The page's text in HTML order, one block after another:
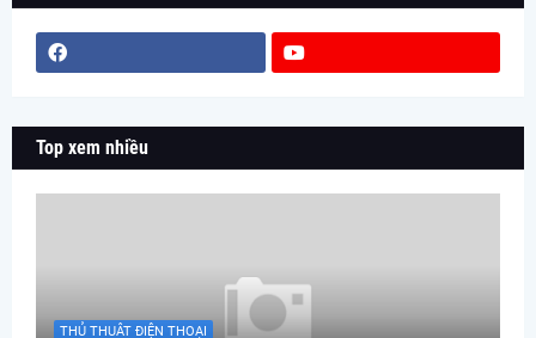
Top xem nhiều
THỦ THUÂT ĐIỆN THOẠI